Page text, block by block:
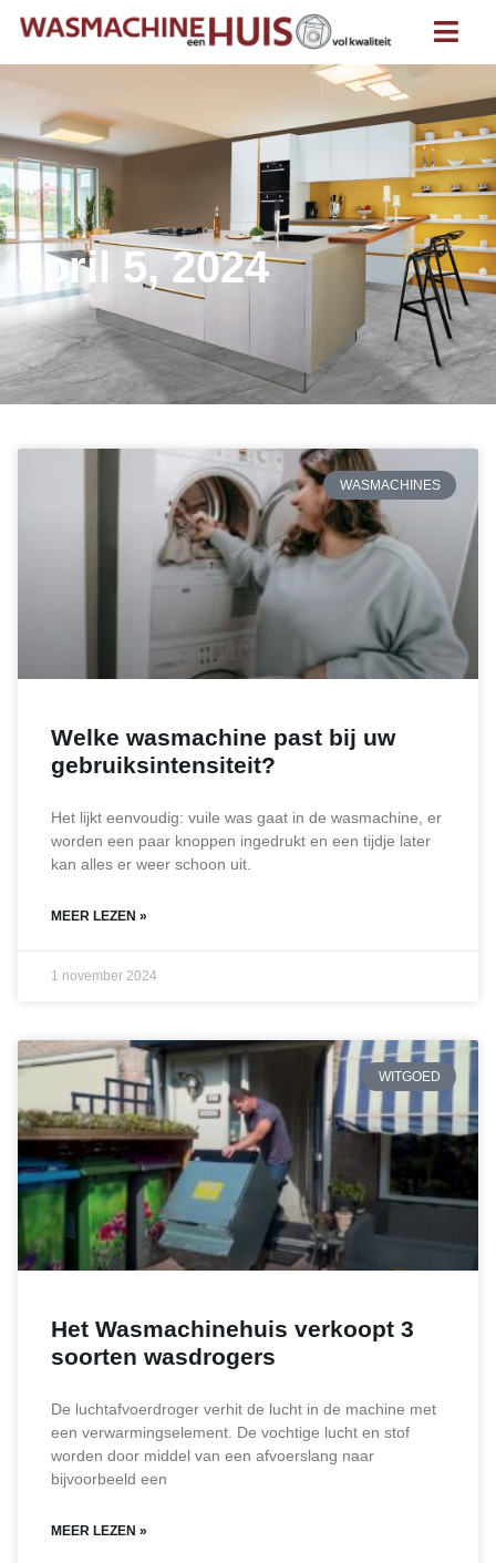
april 5, 2024
WASMACHINES
Welke wasmachine past bij uw
gebruiksintensiteit?
Het lijkt eenvoudig: vuile was gaat in de wasmachine, er
worden een paar knoppen ingedrukt en een tijdje later
kan alles er weer schoon uit.
MEER LEZEN »
1 november 2024
WITGOED
Het Wasmachinehuis verkoopt 3
soorten wasdrogers
De luchtafvoerdroger verhit de lucht in de machine met
een verwarmingselement. De vochtige lucht en stof
worden door middel van een afvoerslang naar
bijvoorbeeld een
MEER LEZEN »